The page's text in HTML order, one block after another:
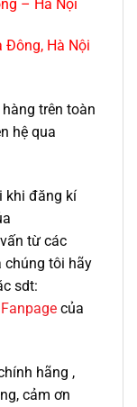
– Hà Nội
Đông, Hà Nội
trên toàn
hệ qua
khi đăng kí
từ các
chúng tôi hãy
sdt:
Fanpage của
hãng ,
cảm ơn